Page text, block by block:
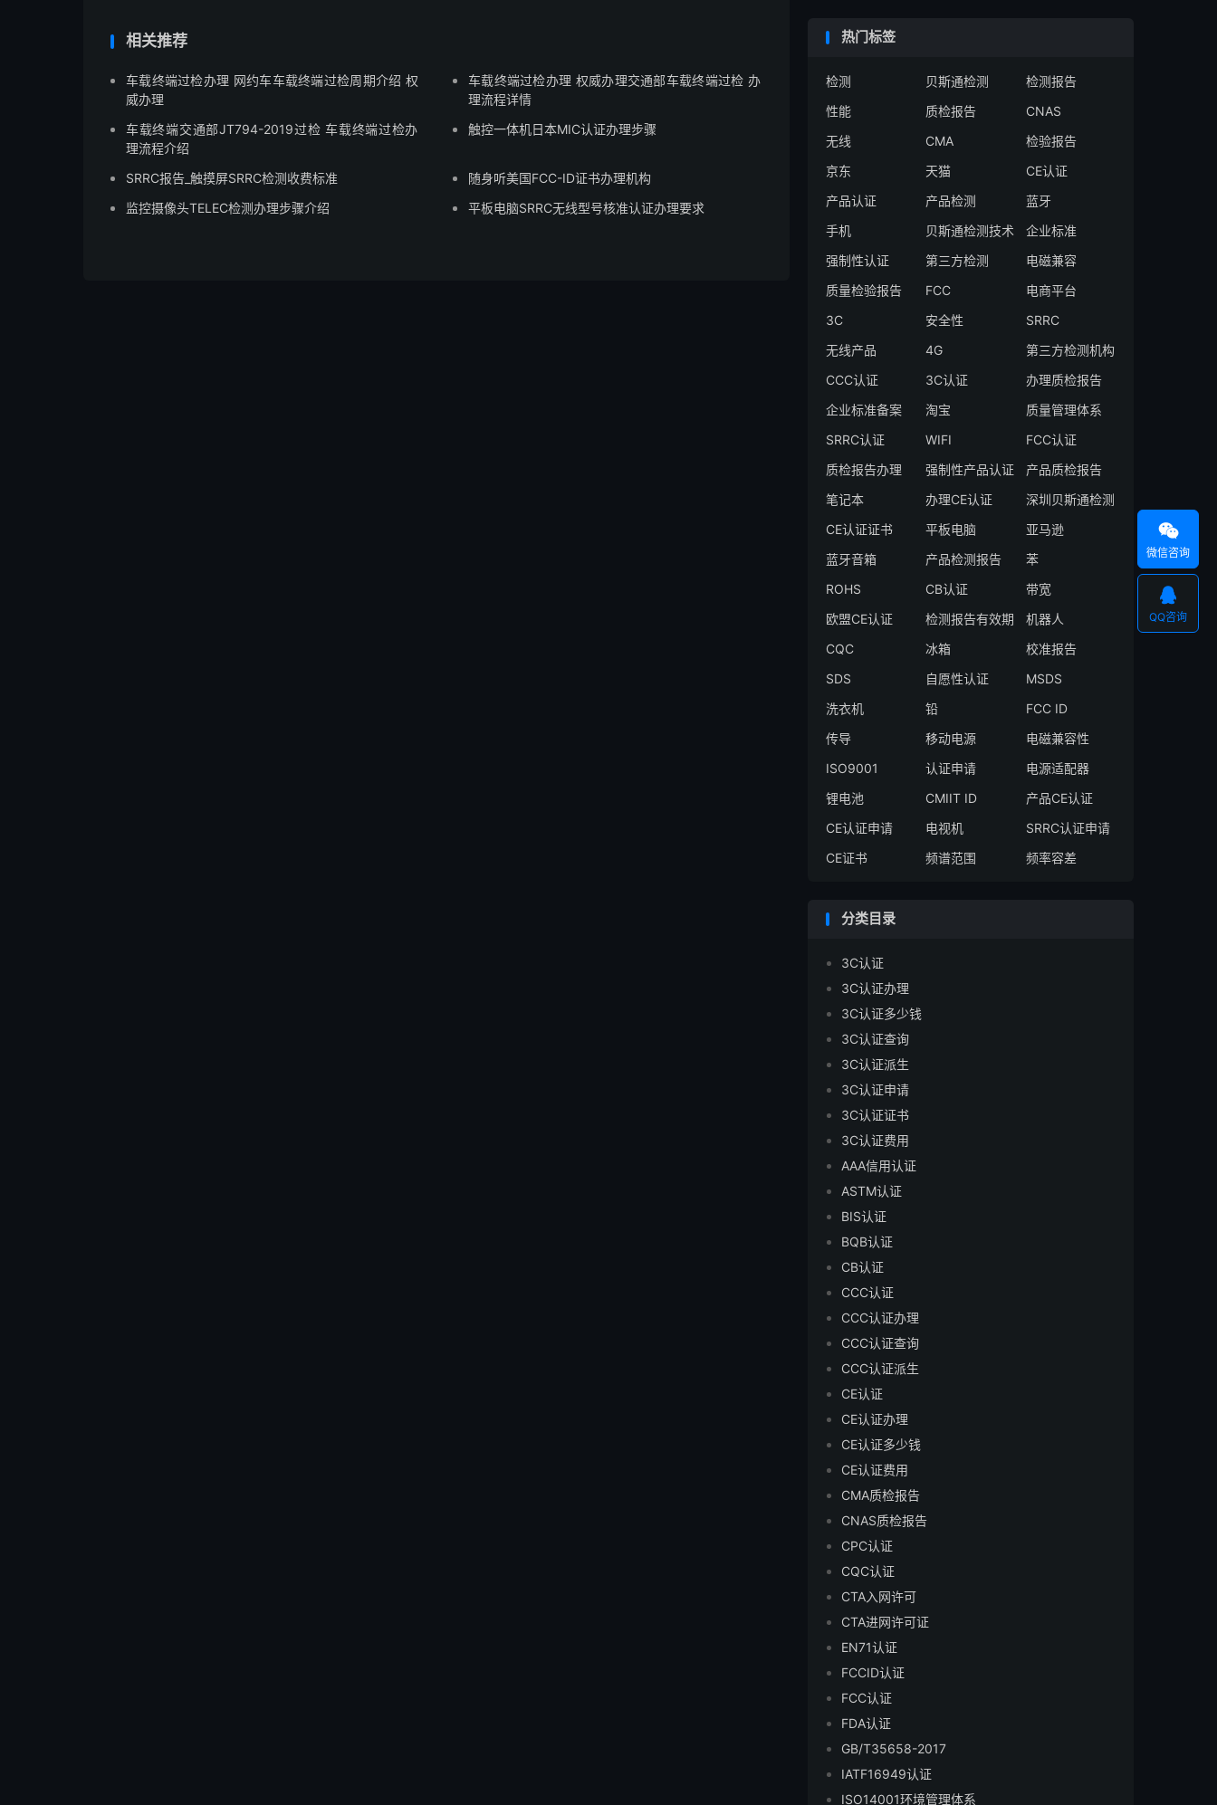
相关推荐
车载终端过检办理 网约车车载终端过检周期介绍 权
威办理
车载终端过检办理 权威办理交通部车载终端过检 办
理流程详情
车载终端交通部JT794-2019过检 车载终端过检办
理流程介绍
触控一体机日本MIC认证办理步骤
SRRC报告_触摸屏SRRC检测收费标准
随身听美国FCC-ID证书办理机构
监控摄像头TELEC检测办理步骤介绍
平板电脑SRRC无线型号核准认证办理要求
热门标签
检测 贝斯通检测
检测报告
性能
质检报告
CNAS
无线
CMA
检验报告
京东
天猫
CE认证
产品认证
产品检测
蓝牙
手机
贝斯通检测技术
企业标准
强制性认证
第三方检测
电磁兼容
质量检验报告
FCC
电商平台
3C
安全性
SRRC
无线产品
4G
第三方检测机构
CCC认证
3C认证
办理质检报告
企业标准备案
淘宝
质量管理体系
SRRC认证
WIFI
FCC认证
质检报告办理
强制性产品认证
产品质检报告
笔记本
办理CE认证
深圳贝斯通检测
CE认证证书
平板电脑
亚马逊
蓝牙音箱
产品检测报告
苯
ROHS
CB认证
带宽
欧盟CE认证
检测报告有效期
机器人
CQC
冰箱
校准报告
SDS
自愿性认证
MSDS
洗衣机
铅
FCC ID
传导
移动电源
电磁兼容性
ISO9001
认证申请
电源适配器
锂电池
CMIIT ID
产品CE认证
CE认证申请
电视机
SRRC认证申请
CE证书
频谱范围 频率容差
分类目录
3C认证
3C认证办理
3C认证多少钱
3C认证查询
3C认证派生
3C认证申请
3C认证证书
3C认证费用
AAA信用认证
ASTM认证
BIS认证
BQB认证
CB认证
CCC认证
CCC认证办理
CCC认证查询
CCC认证派生
CE认证
CE认证办理
CE认证多少钱
CE认证费用
CMA质检报告
CNAS质检报告
CPC认证
CQC认证
CTA入网许可
CTA进网许可证
EN71认证
FCCID认证
FCC认证
FDA认证
GB/T35658-2017
IATF16949认证
ISO14001环境管理体系

微信咨询

QQ咨询